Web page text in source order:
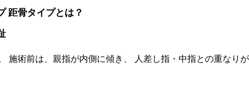
距骨タイプとは？
施術前は、親指が内側に傾き、 人差し指・中指との重なり